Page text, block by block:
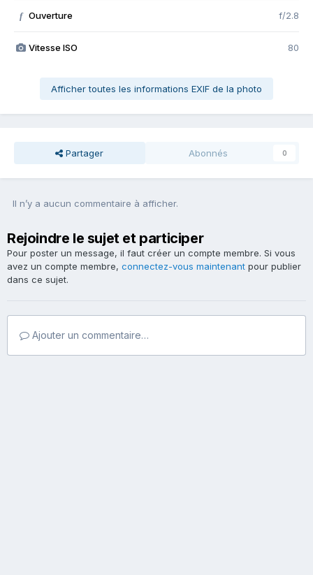
f Ouverture f/2.8
Vitesse ISO 80
Afficher toutes les informations EXIF de la photo
Partager Abonnés 0
Il n’y a aucun commentaire à afficher.
Rejoindre le sujet et participer
Pour poster un message, il faut créer un compte membre. Si vous
avez un compte membre, connectez-vous maintenant pour publier
dans ce sujet.
Ajouter un commentaire…